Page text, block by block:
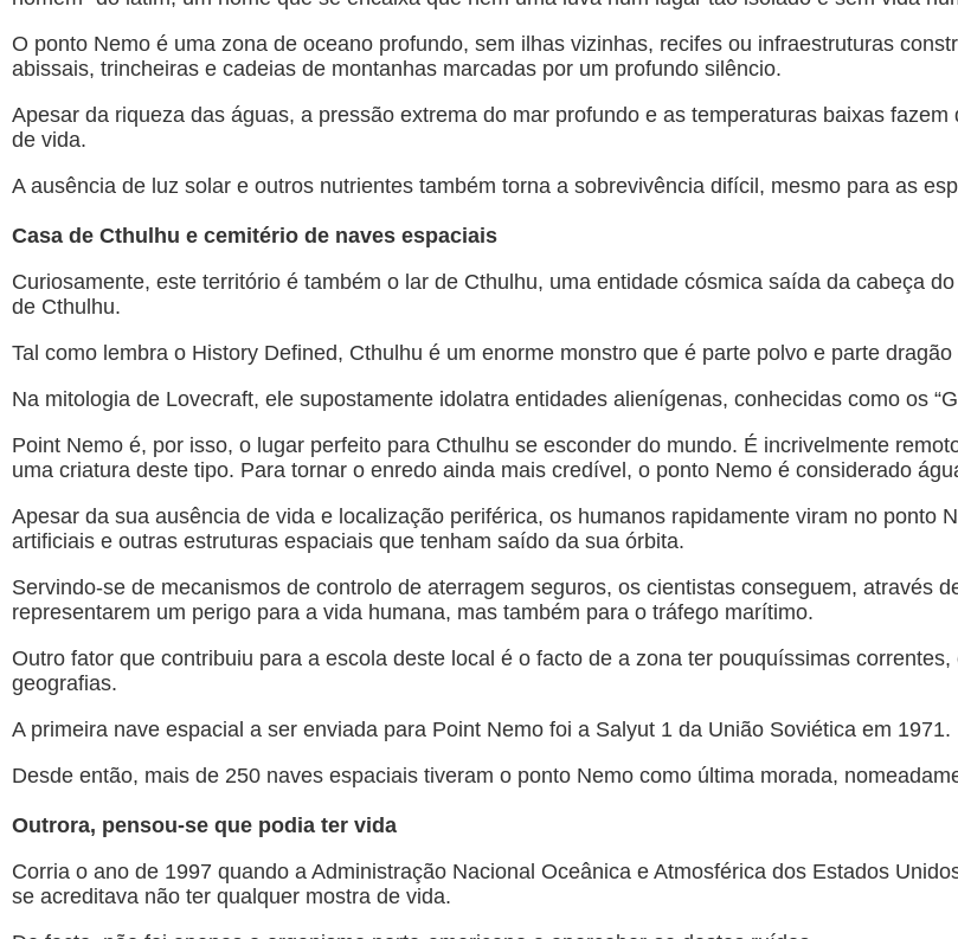
O ponto Nemo é uma zona de oceano profundo, sem ilhas vizinhas, recifes ou infraestruturas
abissais, trincheiras e cadeias de montanhas marcadas por um profundo silêncio.
Apesar da riqueza das águas, a pressão extrema do mar profundo e as temperaturas baixas
de vida.
A ausência de luz solar e outros nutrientes também torna a sobrevivência difícil, mesmo para as
Casa de Cthulhu e cemitério de naves espaciais
Curiosamente, este território é também o lar de Cthulhu, uma entidade cósmica saída da cabeça
de Cthulhu.
Tal como lembra o History Defined, Cthulhu é um enorme monstro que é parte polvo e parte
Na mitologia de Lovecraft, ele supostamente idolatra entidades alienígenas, conhecidas como os
Point Nemo é, por isso, o lugar perfeito para Cthulhu se esconder do mundo. É incrivelmente
uma criatura deste tipo. Para tornar o enredo ainda mais credível, o ponto Nemo é considerado
Apesar da sua ausência de vida e localização periférica, os humanos rapidamente viram no ponto
artificiais e outras estruturas espaciais que tenham saído da sua órbita.
Servindo-se de mecanismos de controlo de aterragem seguros, os cientistas conseguem, através
representarem um perigo para a vida humana, mas também para o tráfego marítimo.
Outro fator que contribuiu para a escola deste local é o facto de a zona ter pouquíssimas
geografias.
A primeira nave espacial a ser enviada para Point Nemo foi a Salyut 1 da União Soviética em 1971.
Desde então, mais de 250 naves espaciais tiveram o ponto Nemo como última morada,
Outrora, pensou-se que podia ter vida
Corria o ano de 1997 quando a Administração Nacional Oceânica e Atmosférica dos Estados
se acreditava não ter qualquer mostra de vida.